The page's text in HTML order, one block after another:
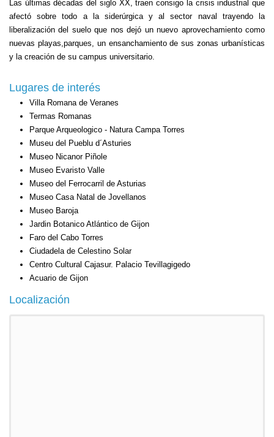
Las últimas décadas del siglo XX, traen consigo la crisis industrial que
afectó sobre todo a la siderúrgica y al sector naval trayendo la
liberalización del suelo que nos dejó un nuevo aprovechamiento como
nuevas playas,parques, un ensanchamiento de sus zonas urbanísticas
y la creación de su campus universitario.
Lugares de interés
Villa Romana de Veranes
Termas Romanas
Parque Arqueologico - Natura Campa Torres
Museu del Pueblu d´Asturies
Museo Nicanor Piñole
Museo Evaristo Valle
Museo del Ferrocarril de Asturias
Museo Casa Natal de Jovellanos
Museo Baroja
Jardin Botanico Atlántico de Gijon
Faro del Cabo Torres
Ciudadela de Celestino Solar
Centro Cultural Cajasur. Palacio Tevillagigedo
Acuario de Gijon
Localización